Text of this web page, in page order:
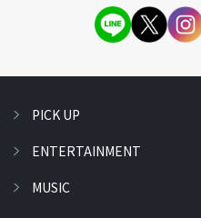
PICK UP
ENTERTAINMENT
MUSIC